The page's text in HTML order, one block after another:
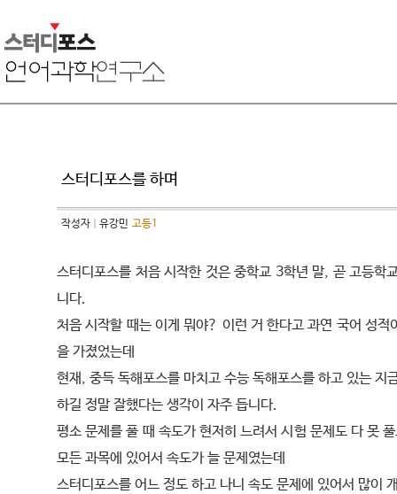
스터디포스를 하며
작성자 유강민 고등1
스터디포스를 처음 시작한 것은 중학교 3학년 말, 곧 고등학
니다.
처음 시작할 때는 이게 뭐야? 이런 거 한다고 과연 국어 성적
을 가졌었는데
현재, 중득 독해포스를 마치고 수능 독해포스를 하고 있는 지
하길 정말 잘했다는 생각이 자주 듭니다.
평소 문제를 풀 때 속도가 현저히 느려서 시험 문제도 다 못
모든 과목에 있어서 속도가 늘 문제였는데
스터디포스를 어느 정도 하고 나니 속도 문제에 있어서 많이